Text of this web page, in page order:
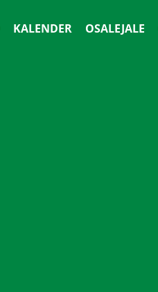
KALENDER OSALEJALE